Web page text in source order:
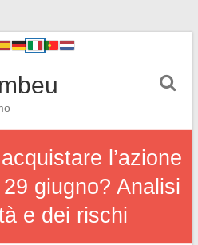
l’azione
giugno? Analisi
e dei rischi